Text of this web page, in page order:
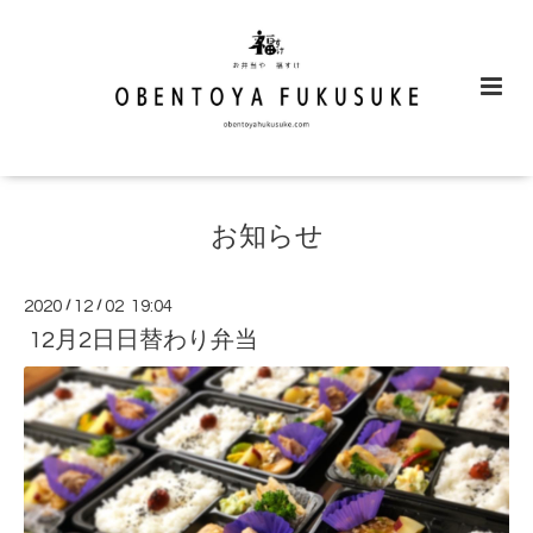
お知らせ
2020 / 12 /02 19:04
12月2日日替わり弁当